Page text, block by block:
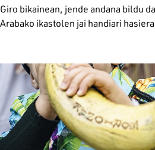
Giro bikainean, jende andana bildu
Arabako ikastolen jai handiari